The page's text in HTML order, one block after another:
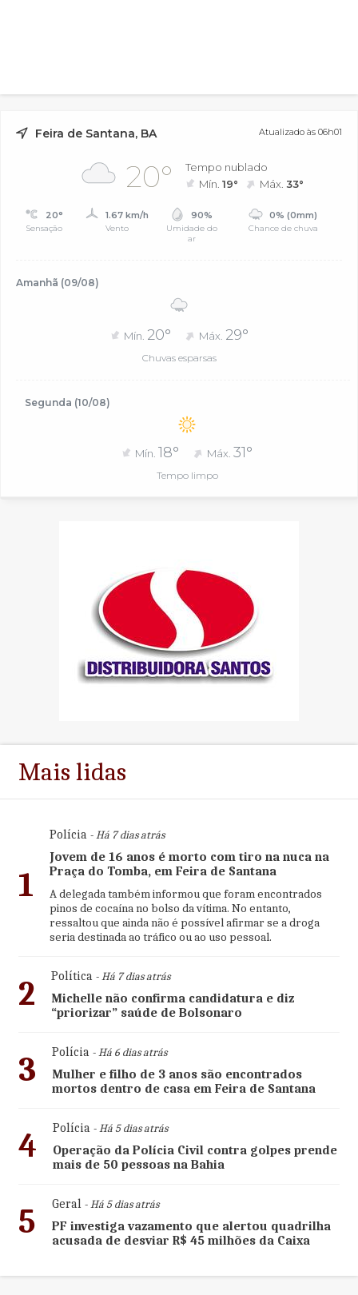
Feira de Santana, BA Atualizado às 06h01
20°
Tempo nublado
Mín.19° Máx.33°
20°
Sensação
1.67 km/h
Vento
90%
Umidade do
ar
0% (0mm)
Chance de chuva
Amanhã (09/08)
Mín. 20° Máx. 29°
Chuvas esparsas
Segunda (10/08)
Mín. 18° Máx.31°
Tempo limpo
Mais lidas
1
Polícia- Há 7 dias atrás
Jovem de 16 anos é morto com tiro na nuca na
Praça do Tomba, em Feira de Santana
A delegada também informou que foram encontrados
pinos de cocaína no bolso da vítima. No entanto,
ressaltou que ainda não é possível afirmar se a droga
seria destinada ao tráfico ou ao uso pessoal.
2 Política- Há 7 dias atrás
Michelle não confirma candidatura e diz
“priorizar” saúde de Bolsonaro
3 Polícia- Há 6 dias atrás
Mulher e filho de 3 anos são encontrados
mortos dentro de casa em Feira de Santana
4 Polícia- Há 5 dias atrás
Operação da Polícia Civil contra golpes prende
mais de 50 pessoas na Bahia
5 Geral- Há 5 dias atrás
PF investiga vazamento que alertou quadrilha
acusada de desviar R$ 45 milhões da Caixa